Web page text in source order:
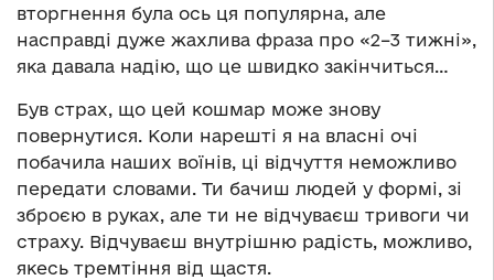
вторгнення була ось ця популярна, але
насправді дуже жахлива фраза про «2–3 тижні»,
яка давала надію, що це швидко закінчиться…
Був страх, що цей кошмар може знову
повернутися. Коли нарешті я на власні очі
побачила наших воїнів, ці відчуття неможливо
передати словами. Ти бачиш людей у формі, зі
зброєю в руках, але ти не відчуваєш тривоги чи
страху. Відчуваєш внутрішню радість, можливо,
якесь тремтіння від щастя.